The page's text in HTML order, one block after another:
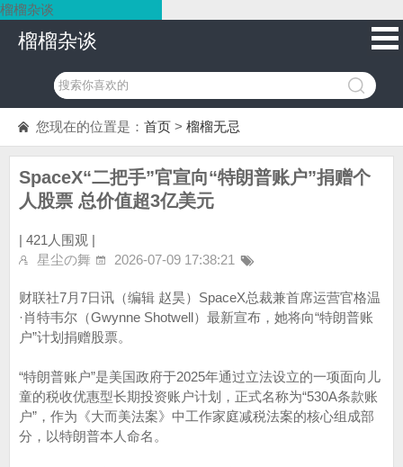
榴榴杂谈
榴榴杂谈
您现在的位置是： 首页 > 榴榴无忌
SpaceX“二把手”官宣向“特朗普账户”捐赠个
人股票 总价值超3亿美元
| 421人围观 |
星尘の舞
2026-07-09 17:38:21
财联社7月7日讯（编辑 赵昊）SpaceX总裁兼首席运营官格温
·肖特韦尔（Gwynne Shotwell）最新宣布，她将向“特朗普账
户”计划捐赠股票。
“特朗普账户”是美国政府于2025年通过立法设立的一项面向儿
童的税收优惠型长期投资账户计划，正式名称为“530A条款账
户”，作为《大而美法案》中工作家庭减税法案的核心组成部
分，以特朗普本人命名。